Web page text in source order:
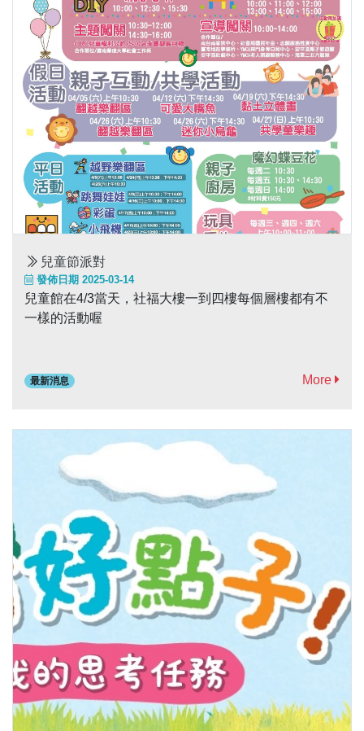
兒童節派對
發佈日期 2025-03-14
兒童館在4/3當天，社福大樓一到四樓每個層樓都有不
一樣的活動喔
最新消息 More